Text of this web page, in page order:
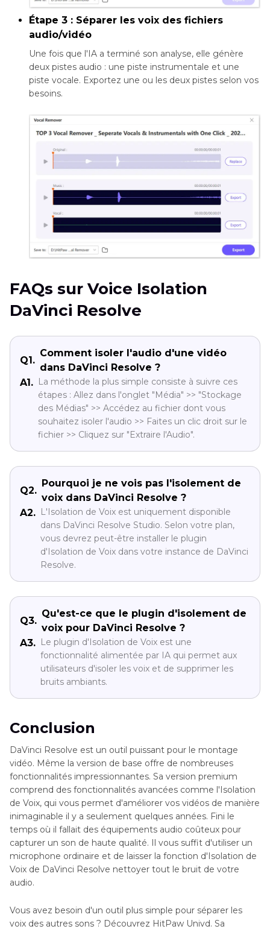
Étape 3 : Séparer les voix des fichiers
audio/vidéo
Une fois que l'IA a terminé son analyse, elle génère
deux pistes audio : une piste instrumentale et une
piste vocale. Exportez une ou les deux pistes selon vos
besoins.
FAQs sur Voice Isolation
DaVinci Resolve
Q1.
Comment isoler l'audio d'une vidéo
dans DaVinci Resolve ?
A1. La méthode la plus simple consiste à suivre ces
étapes : Allez dans l'onglet "Média" >> "Stockage
des Médias" >> Accédez au fichier dont vous
souhaitez isoler l'audio >> Faites un clic droit sur le
fichier >> Cliquez sur "Extraire l'Audio".
Q2.
Pourquoi je ne vois pas l'isolement de
voix dans DaVinci Resolve ?
A2. L'Isolation de Voix est uniquement disponible
dans DaVinci Resolve Studio. Selon votre plan,
vous devrez peut-être installer le plugin
d'Isolation de Voix dans votre instance de DaVinci
Resolve.
Q3.
Qu'est-ce que le plugin d'isolement de
voix pour DaVinci Resolve ?
A3. Le plugin d'Isolation de Voix est une
fonctionnalité alimentée par IA qui permet aux
utilisateurs d'isoler les voix et de supprimer les
bruits ambiants.
Conclusion
DaVinci Resolve est un outil puissant pour le montage
vidéo. Même la version de base offre de nombreuses
fonctionnalités impressionnantes. Sa version premium
comprend des fonctionnalités avancées comme l'Isolation
de Voix, qui vous permet d'améliorer vos vidéos de manière
inimaginable il y a seulement quelques années. Fini le
temps où il fallait des équipements audio coûteux pour
capturer un son de haute qualité. Il vous suffit d'utiliser un
microphone ordinaire et de laisser la fonction d'Isolation de
Voix de DaVinci Resolve nettoyer tout le bruit de votre
audio.
Vous avez besoin d'un outil plus simple pour séparer les
voix des autres sons ? Découvrez HitPaw Univd. Sa